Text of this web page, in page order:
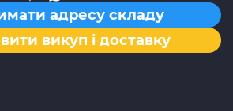
адресу складу
викуп і доставку